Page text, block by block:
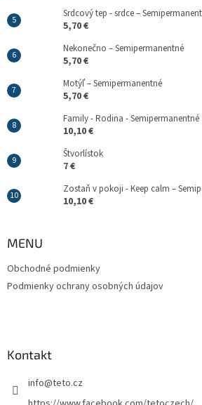
Srdcový tep - srdce –
5,70 €
Nekonečno – Semipermanentné
5,70 €
Motýľ – Semipermanentné
5,70 €
Family - Rodina - Semipermanentné
10,10 €
Štvorlístok
7 €
Zostaň v pokoji - Keep calm –
10,10 €
MENU
Obchodné podmienky
Podmienky ochrany osobných údajov
Kontakt
info@teto.cz